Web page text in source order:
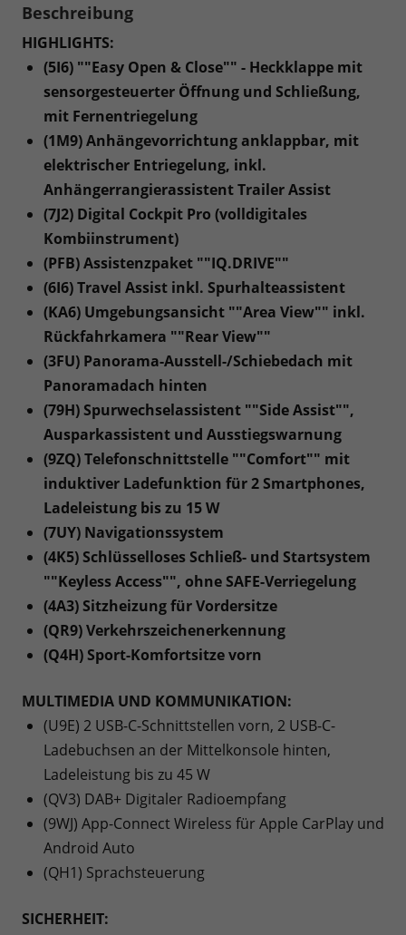
Beschreibung
HIGHLIGHTS:
(5I6) ""Easy Open & Close"" - Heckklappe mit
sensorgesteuerter Öffnung und Schließung,
mit Fernentriegelung
(1M9) Anhängevorrichtung anklappbar, mit
elektrischer Entriegelung, inkl.
Anhängerrangierassistent Trailer Assist
(7J2) Digital Cockpit Pro (volldigitales
Kombiinstrument)
(PFB) Assistenzpaket ""IQ.DRIVE""
(6I6) Travel Assist inkl. Spurhalteassistent
(KA6) Umgebungsansicht ""Area View"" inkl.
Rückfahrkamera ""Rear View""
(3FU) Panorama-Ausstell-/Schiebedach mit
Panoramadach hinten
(79H) Spurwechselassistent ""Side Assist"",
Ausparkassistent und Ausstiegswarnung
(9ZQ) Telefonschnittstelle ""Comfort"" mit
induktiver Ladefunktion für 2 Smartphones,
Ladeleistung bis zu 15 W
(7UY) Navigationssystem
(4K5) Schlüsselloses Schließ- und Startsystem
""Keyless Access"", ohne SAFE-Verriegelung
(4A3) Sitzheizung für Vordersitze
(QR9) Verkehrszeichenerkennung
(Q4H) Sport-Komfortsitze vorn
MULTIMEDIA UND KOMMUNIKATION:
(U9E) 2 USB-C-Schnittstellen vorn, 2 USB-C-
Ladebuchsen an der Mittelkonsole hinten,
Ladeleistung bis zu 45 W
(QV3) DAB+ Digitaler Radioempfang
(9WJ) App-Connect Wireless für Apple CarPlay und
Android Auto
(QH1) Sprachsteuerung
SICHERHEIT: